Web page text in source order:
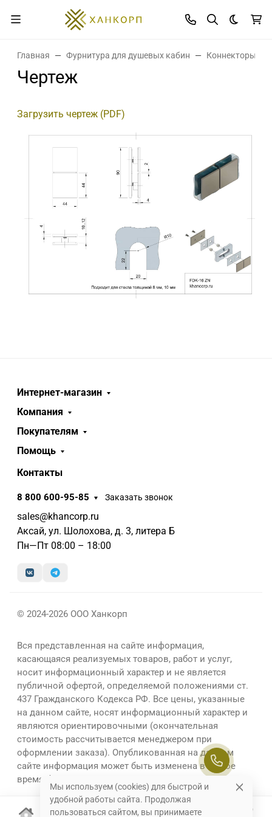
Темная
Главная Фурнитура для душевых кабин Коннекторы
Чертеж
Загрузить чертеж (PDF)
Интернет-магазин
Компания
Покупателям
Помощь
Контакты
8 800 600-95-85 Заказать звонок
sales@khancorp.ru
Аксай, ул. Шолохова, д. 3, литера Б
Пн—Пт 08:00 – 18:00
© 2024-2026 ООО Ханкорп
Вся представленная на сайте информация,
касающаяся реализуемых товаров, работ и услуг,
носит информационный характер и не является
публичной офертой, определяемой положениями ст.
437 Гражданского Кодекса РФ. Все цены, указанные
на данном сайте, носят информационный характер и
являются ориентировочными (окончательная
стоимость рассчитывается менеджером при
оформлении заказа). Опубликованная на данном
сайте информация может быть изменена в любое
время без предварительного уведомления.
Мы используем (cookies) для быстрой и
удобной работы сайта. Продолжая
пользоваться сайтом, вы принимаете